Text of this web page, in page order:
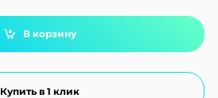
В корзину
Купить в 1 клик